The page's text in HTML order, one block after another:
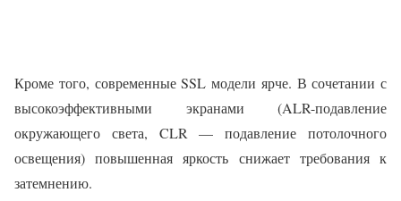
Кроме того, современные SSL модели ярче. В сочетании с
высокоэффективными экранами (ALR-подавление
окружающего света, CLR — подавление потолочного
освещения) повышенная яркость снижает требования к
затемнению.